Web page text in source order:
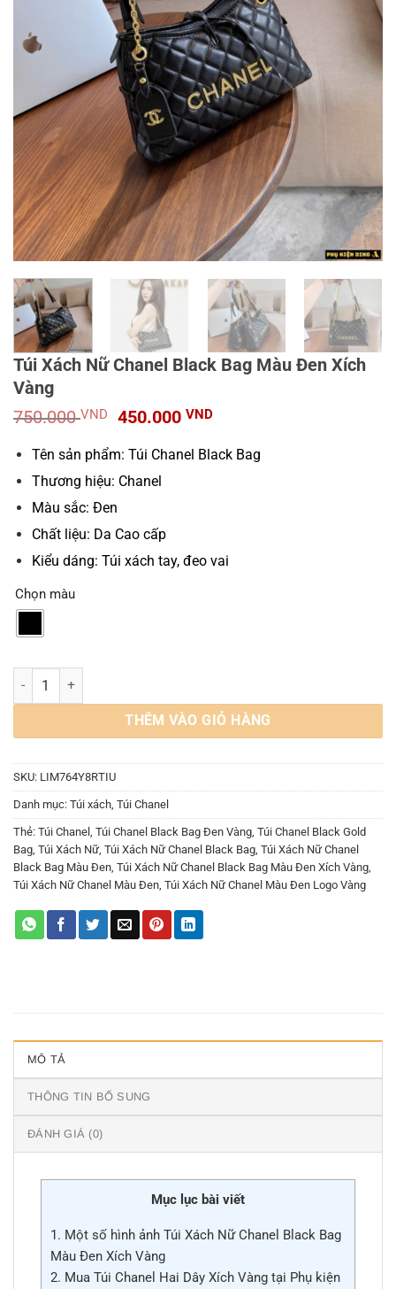
Túi Xách Nữ Chanel Black Bag Màu Đen Xích
Vàng
750.000VND
Giá
là:
450.000 VNDGiá
tại
Tên sản phẩm: Túi Chanel Black Bag
Thương hiệu: Chanel
Màu sắc: Đen
Chất liệu: Da Cao cấp
Kiểu dáng: Túi xách tay, đeo vai
Chọn màu
Túi Xách Nữ Chanel Black Bag Màu Đen Xích Vàng số lượng
THÊM VÀO GIỎ HÀNG
SKU: LIM764Y8RTIU
Danh mục: Túi xách, Túi Chanel
Thẻ: Túi Chanel , Túi Chanel Black Bag Đen Vàng, Túi Chanel Black Gold
Bag, Túi Xách Nữ, Túi Xách Nữ Chanel Black Bag, Túi Xách Nữ Chanel
Black Bag Màu Đen, Túi Xách Nữ Chanel Black Bag Màu Đen Xích Vàng,
Túi Xách Nữ Chanel Màu Đen, Túi Xách Nữ Chanel Màu Đen Logo Vàng
MÔ TẢ
THÔNG TIN BỔ SUNG
ĐÁNH GIÁ (0)
Mục lục bài viết
1. Một số hình ảnh Túi Xách Nữ Chanel Black Bag
Màu Đen Xích Vàng
2. Mua Túi Chanel Hai Dây Xích Vàng tại Phụ kiện